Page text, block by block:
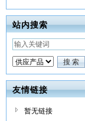
站内搜索
友情链接
暂无链接